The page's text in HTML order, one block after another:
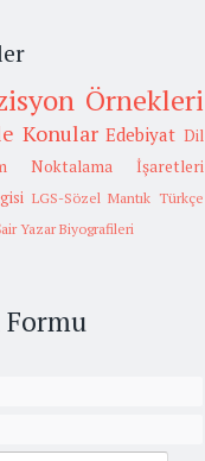
Örnekleri
Konular Edebiyat Dil
Noktalama İşaretleri
LGS-Sözel Mantık Türkçe
Yazar Biyografileri